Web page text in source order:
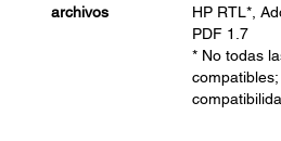
archivos
HP RTL*,
PDF 1.7
* No todas